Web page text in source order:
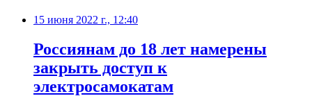
15 июня 2022 г., 12:40
Россиянам до 18 лет намерены
закрыть доступ к
электросамокатам